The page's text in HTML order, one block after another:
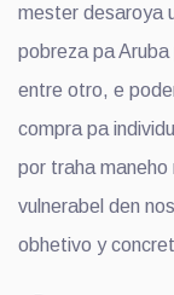
mester desaroya
pobreza pa
entre otro, e
compra pa
por traha maneho
vulnerabel den
obhetivo y